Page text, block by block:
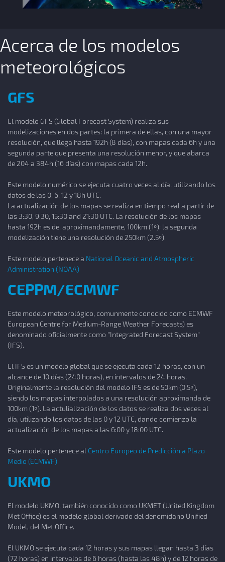
Acerca de los modelos
meteorológicos
GFS
El modelo GFS (Global Forecast System) realiza sus
modelizaciones en dos partes: la primera de ellas, con una mayor
resolución, que llega hasta 192h (8 días), con mapas cada 6h y una
segunda parte que presenta una resolución menor, y que abarca
de 204 a 384h (16 días) con mapas cada 12h.
Este modelo numérico se ejecuta cuatro veces al día, utilizando los
datos de las 0, 6, 12 y 18h UTC.
La actualización de los mapas se realiza en tiempo real a partir de
las 3:30, 9:30, 15:30 and 21:30 UTC. La resolución de los mapas
hasta 192h es de, aproximandamente, 100km (1º); la segunda
modelización tiene una resolución de 250km (2.5º).
Este modelo pertenece a National Oceanic and Atmospheric
Administration (NOAA)
CEPPM/ECMWF
Este modelo meteorológico, comunmente conocido como ECMWF
European Centre for Medium-Range Weather Forecasts) es
denominado oficialmente como "Integrated Forecast System"
(IFS).
El IFS es un modelo global que se ejecuta cada 12 horas, con un
alcance de 10 días (240 horas), en intervalos de 24 horas.
Originalmente la resolución del modelo IFS es de 50km (0.5º),
siendo los mapas interpolados a una resolución aproximanda de
100km (1º). La actulialización de los datos se realiza dos veces al
día, utilizando los datos de las 0 y 12 UTC, dando comienzo la
actualización de los mapas a las 6:00 y 18:00 UTC.
Este modelo pertenece al Centro Europeo de Predicción a Plazo
Medio (ECMWF)
UKMO
El modelo UKMO, también conocido como UKMET (United Kingdom
Met Office) es el modelo global derivado del denomidano Unified
Model, del Met Office.
El UKMO se ejecuta cada 12 horas y sus mapas llegan hasta 3 días
(72 horas) en intervalos de 6 horas (hasta las 48h) y de 12 horas de